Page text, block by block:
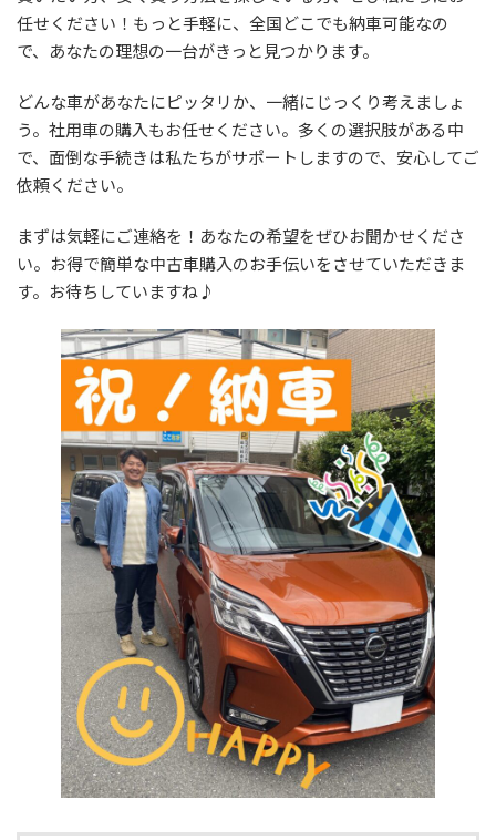
:
任せください！もっと手軽に、全国どこでも納車可能なの
で、あなたの理想の一台がきっと見つかります。
どんな車があなたにピッタリか、一緒にじっくり考えましょ
う。社用車の購入もお任せください。多くの選択肢がある中
で、面倒な手続きは私たちがサポートしますので、安心してご
依頼ください。
まずは気軽にご連絡を！あなたの希望をぜひお聞かせくださ
い。お得で簡単な中古車購入のお手伝いをさせていただきま
す。お待ちしていますね♪